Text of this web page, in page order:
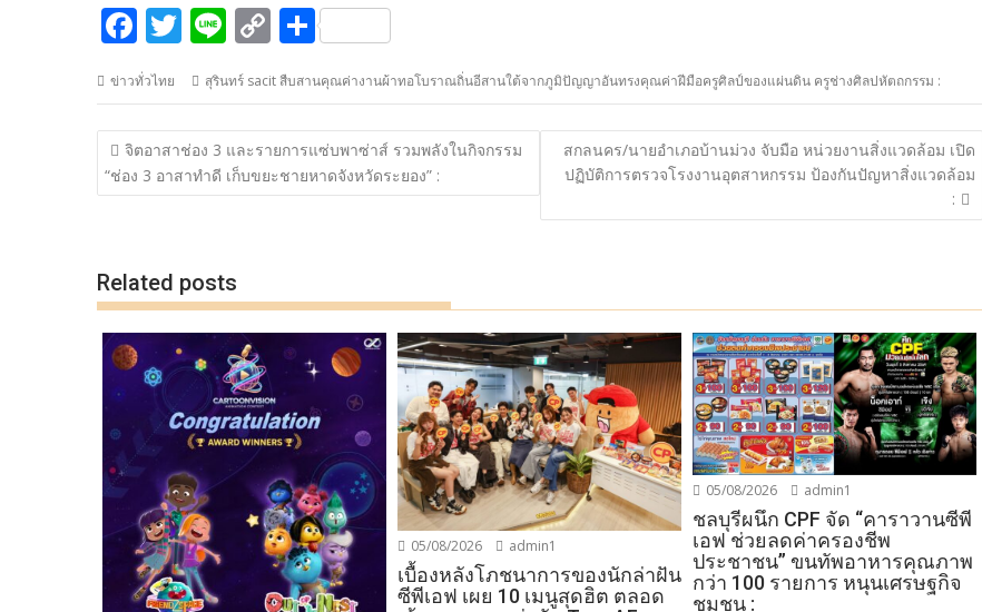
F
ac
e
b
o
o
T
itt
er
Li
n
e
C
o
p
y
Li
n
S
ar
e
ข่าวทั่วไทย สุรินทร์ sacit สืบสานคุณค่างานผ้าทอโบราณถิ่นอีสานใต้จากภูมิปัญญาอันทรงคุณค่าฝีมือครูศิลป์ของแผ่นดิน ครูช่างศิลปหัตถกรรม :
แนะแนว
เรื่อง
จิตอาสาช่อง 3 และรายการแซ่บพาซ่าส์ รวมพลังในกิจกรรม
“ช่อง 3 อาสาทำดี เก็บขยะชายหาดจังหวัดระยอง” :
สกลนคร/นายอำเภอบ้านม่วง จับมือ หน่วยงานสิ่งแวดล้อม เปิด
ปฏิบัติการตรวจโรงงานอุตสาหกรรม ป้องกันปัญหาสิ่งแวดล้อม
:
Related posts
05/08/2026 admin1
เบื้องหลังโภชนาการของนักล่าฝัน
ซีพีเอฟ เผย 10 เมนูสุดฮิต ตลอด
05/08/2026 admin1
ชลบุรีผนึก CPF จัด “คาราวานซีพี
เอฟ ช่วยลดค่าครองชีพ
ประชาชน” ขนทัพอาหารคุณภาพ
กว่า 100 รายการ หนุนเศรษฐกิจ
ชุมชน :